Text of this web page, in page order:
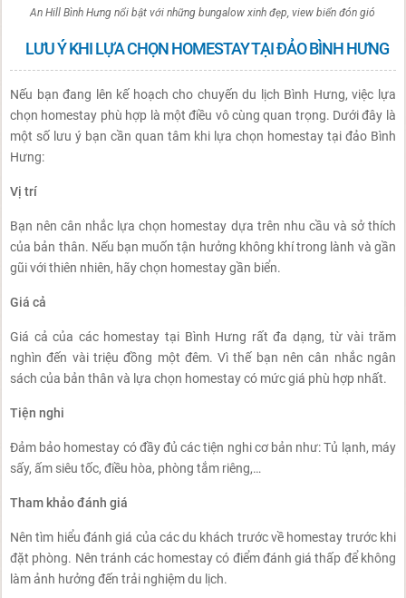
An Hill Bình Hưng nổi bật với những bungalow xinh đẹp, view biển đón gió
LƯU Ý KHI LỰA CHỌN HOMESTAY TẠI ĐẢO BÌNH HƯNG
Nếu bạn đang lên kế hoạch cho chuyến du lịch Bình Hưng, việc lựa
chọn homestay phù hợp là một điều vô cùng quan trọng. Dưới đây là
một số lưu ý bạn cần quan tâm khi lựa chọn homestay tại đảo Bình
Hưng:
Vị trí
Bạn nên cân nhắc lựa chọn homestay dựa trên nhu cầu và sở thích
của bản thân. Nếu bạn muốn tận hưởng không khí trong lành và gần
gũi với thiên nhiên, hãy chọn homestay gần biển.
Giá cả
Giá cả của các homestay tại Bình Hưng rất đa dạng, từ vài trăm
nghìn đến vài triệu đồng một đêm. Vì thế bạn nên cân nhắc ngân
sách của bản thân và lựa chọn homestay có mức giá phù hợp nhất.
Tiện nghi
Đảm bảo homestay có đầy đủ các tiện nghi cơ bản như: Tủ lạnh, máy
sấy, ấm siêu tốc, điều hòa, phòng tắm riêng,…
Tham khảo đánh giá
Nên tìm hiểu đánh giá của các du khách trước về homestay trước khi
đặt phòng. Nên tránh các homestay có điểm đánh giá thấp để không
làm ảnh hưởng đến trải nghiệm du lịch.